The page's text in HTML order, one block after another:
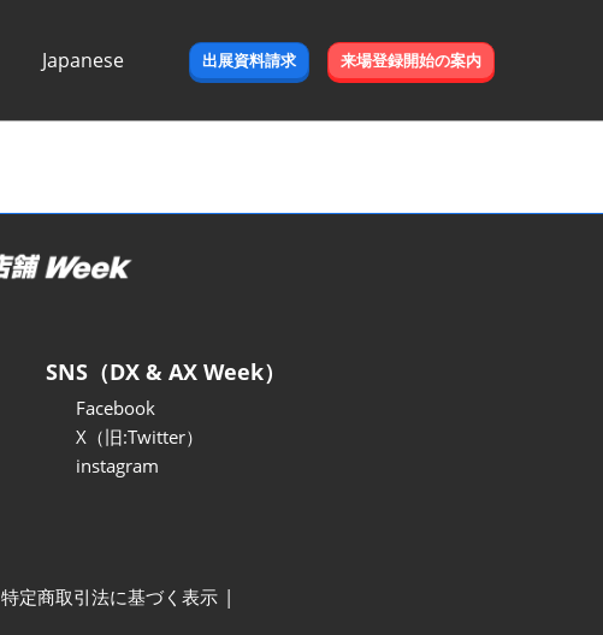
Japanese
出展資料請求 来場登録開始の案内
SNS（DX & AX Week）
Facebook
X（旧:Twitter）
instagram
特定商取引法に基づく表示